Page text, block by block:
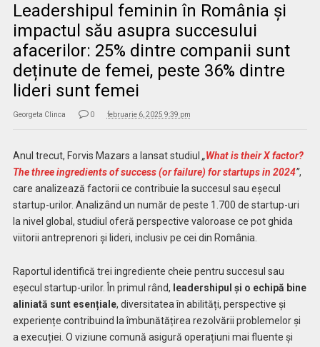
Leadershipul feminin în România și
impactul său asupra succesului
afacerilor: 25% dintre companii sunt
deținute de femei, peste 36% dintre
lideri sunt femei
Georgeta Clinca 0 februarie 6, 2025 9:39 pm
Anul trecut, Forvis Mazars a lansat studiul „What is their X factor?
The three ingredients of success (or failure) for startups in 2024”,
care analizează factorii ce contribuie la succesul sau eșecul
startup-urilor. Analizând un număr de peste 1.700 de startup-uri
la nivel global, studiul oferă perspective valoroase ce pot ghida
viitorii antreprenori și lideri, inclusiv pe cei din România.
Raportul identifică trei ingrediente cheie pentru succesul sau
eșecul startup-urilor. În primul rând, leadershipul și o echipă bine
aliniată sunt esențiale, diversitatea în abilități, perspective și
experiențe contribuind la îmbunătățirea rezolvării problemelor și
a execuției. O viziune comună asigură operațiuni mai fluente și